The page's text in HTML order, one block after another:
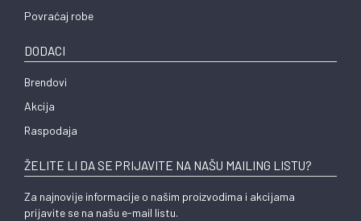
Povraćaj robe
DODACI
Brendovi
Akcija
Raspodaja
ŽELITE LI DA SE PRIJAVITE NA NAŠU MAILING LISTU?
Za najnovije informacije o našim proizvodima i akcijama
prijavite se na našu e-mail listu.